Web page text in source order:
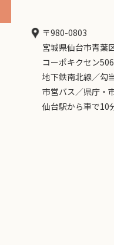
〒980-0803
宮城県仙台市青葉
コーポキクセン
地下鉄南北線／勾
市営バス／県庁・
仙台駅から車で10